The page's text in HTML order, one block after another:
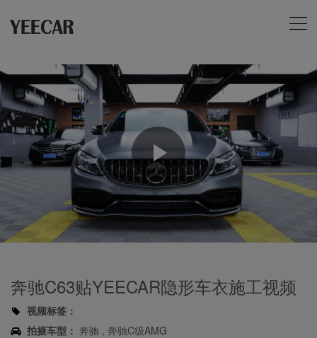
Play
Video
奔驰C63贴YEECAR隐形车衣施工视频
视频标签：
拍摄车型： 奔驰 , 奔驰C级AMG